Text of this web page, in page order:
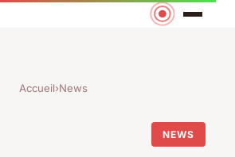
Accueil›News
NEWS